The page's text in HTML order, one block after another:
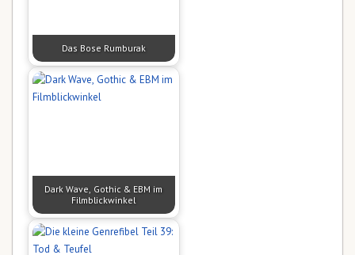
Das Bose Rumburak
Dark Wave, Gothic & EBM im
Filmblickwinkel